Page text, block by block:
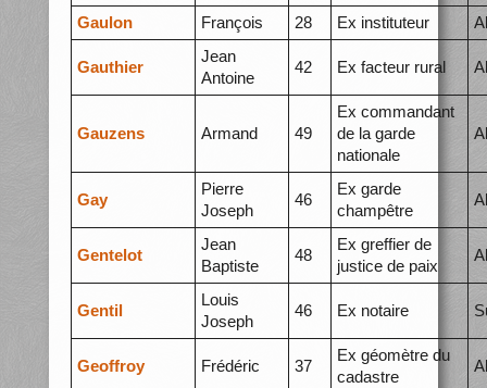
Gaulon François 28 Ex instituteur
Gauthier
Jean
Antoine
42 Ex facteur rural
Gauzens Armand 49
Ex commandant
de la garde
nationale
Gay
Pierre
Joseph
46
Ex garde
champêtre
Gentelot
Jean
Baptiste
48
Ex greffier de
justice de paix
Gentil
Louis
Joseph
46 Ex notaire
Geoffroy Frédéric 37
Ex géomètre du
cadastre